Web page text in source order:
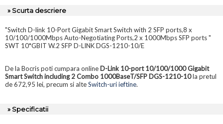
» Scurta descriere
"Switch D-link 10-Port Gigabit Smart Switch with 2 SFP ports,8 x
10/100/1000Mbps Auto-Negotiating Ports,2 x 1000Mbps SFP ports "
SWT 10*GBIT W.2 SFP D-LINK DGS-1210-10/E
De la Bocris poti cumpara online D-Link 10-port 10/100/1000 Gigabit
Smart Switch including 2 Combo 1000BaseT/SFP DGS-1210-10la pretul
de 672,95 lei, precum si alteSwitch-uri ieftine.
» Specificatii